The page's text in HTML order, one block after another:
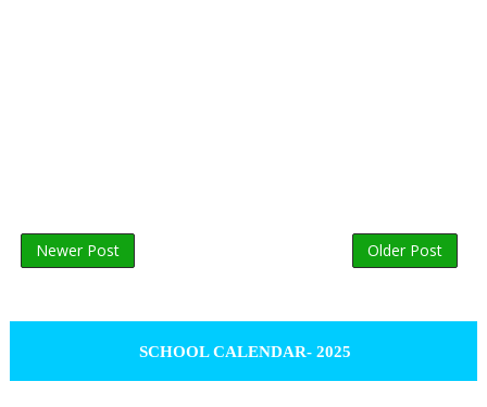
Newer Post Older Post
SCHOOL CALENDAR- 2025